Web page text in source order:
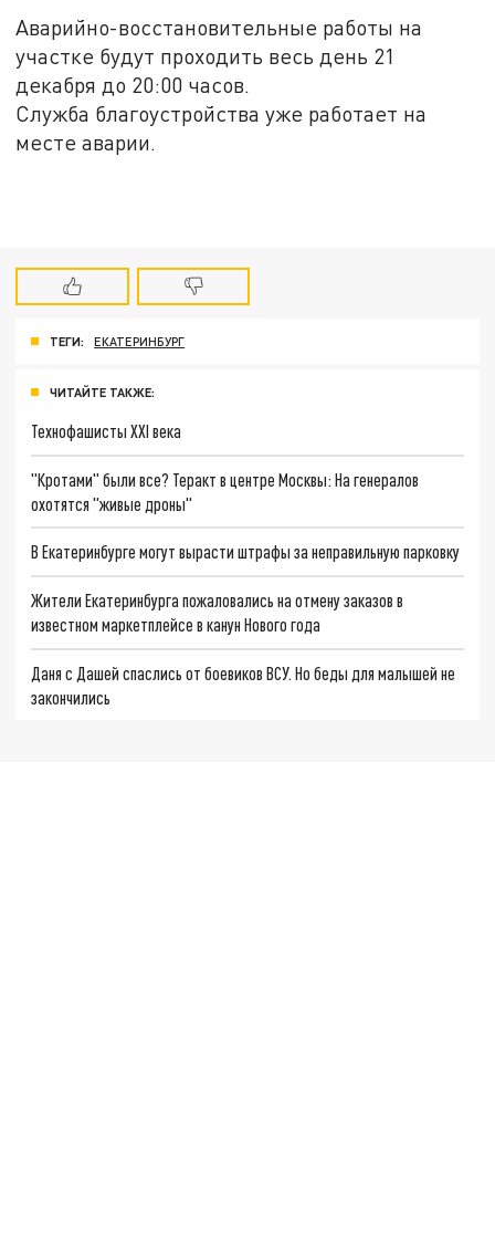
Аварийно-восстановительные работы на
участке будут проходить весь день 21
декабря до 20:00 часов.
Служба благоустройства уже работает на
месте аварии.
ТЕГИ: ЕКАТЕРИНБУРГ
ЧИТАЙТЕ ТАКЖЕ:
Технофашисты XXI века
"Кротами" были все? Теракт в центре Москвы: На генералов
охотятся "живые дроны"
В Екатеринбурге могут вырасти штрафы за неправильную парковку
Жители Екатеринбурга пожаловались на отмену заказов в
известном маркетплейсе в канун Нового года
Даня с Дашей спаслись от боевиков ВСУ. Но беды для малышей не
закончились